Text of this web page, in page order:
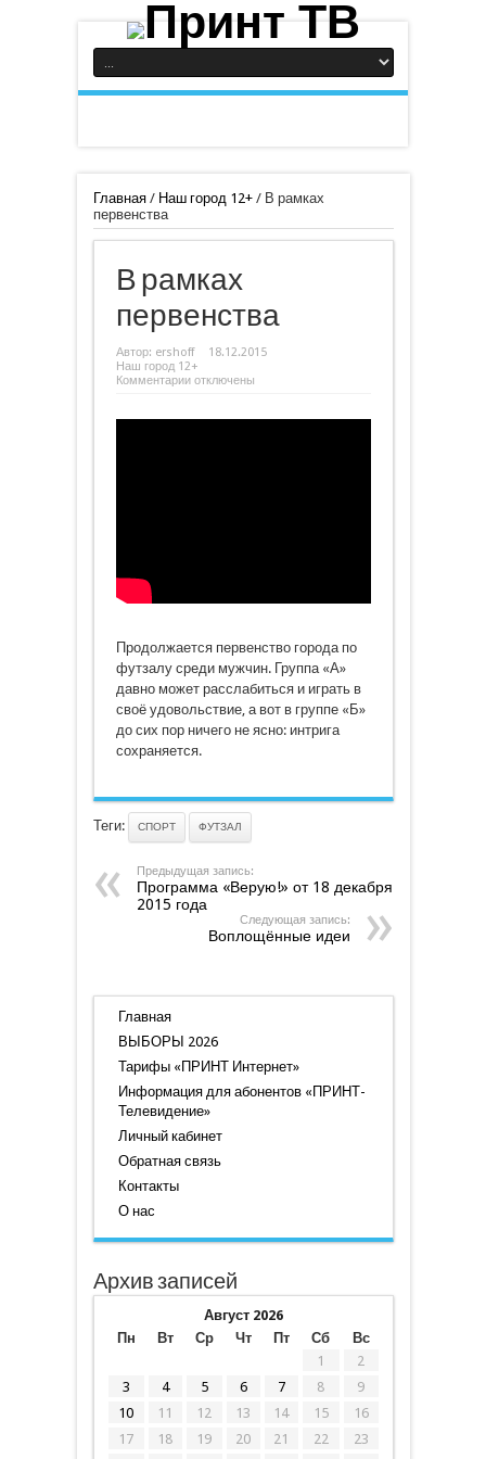
Главная/ Наш город 12+/ В рамках
первенства
В рамках
первенства
Автор: ershoff
18.12.2015
Наш город 12+
Комментариик
рамках
отключены
Продолжается первенство города по
футзалу среди мужчин. Группа «А»
давно может расслабиться и играть в
своё удовольствие, а вот в группе «Б»
до сих пор ничего не ясно: интрига
сохраняется.
Теги: СПОРТ ФУТЗАЛ
Предыдущая запись:
Программа «Верую!» от 18 декабря
2015 года
Следующая запись:
Воплощённые идеи
Главная
ВЫБОРЫ 2026
Тарифы «ПРИНТ Интернет»
Информация для абонентов «ПРИНТ-
Телевидение»
Личный кабинет
Обратная связь
Контакты
О нас
Архив записей
Август 2026
Пн
Вт Ср Чт Пт Сб
Вс
1
2
3
4 5 6 7 8
9
10
11 12 13 14 15
16
17
18 19 20 21 22
23